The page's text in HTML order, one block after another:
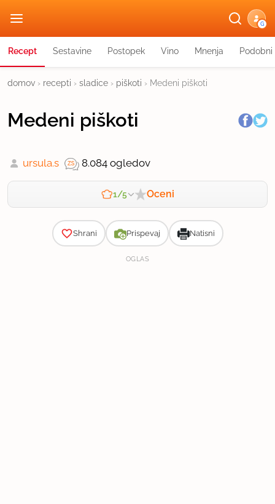
G
Recept Sestavine Postopek Vino Mnenja
domov › recepti › sladice › piškoti › Medeni piškoti
Medeni piškoti
ursula.s 8.084 ogledov
1/5 Oceni
Shrani Prispevaj Natisni
OGLAS